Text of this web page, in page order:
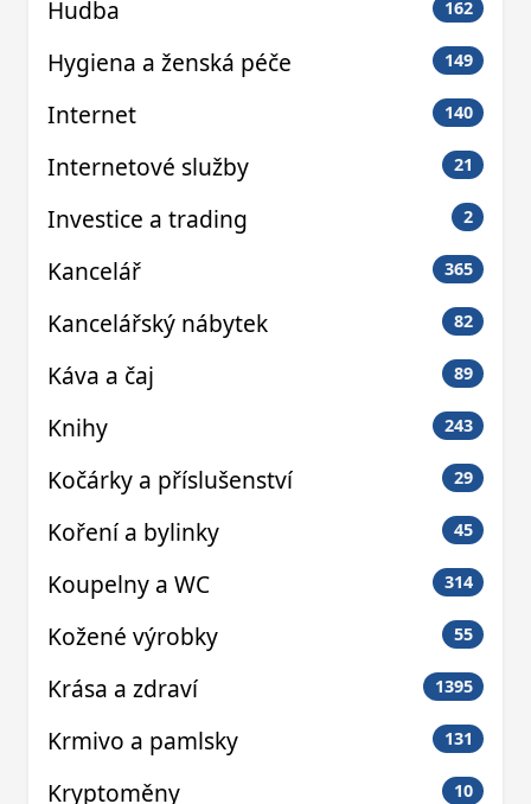
Hudba 162
Hygiena a ženská péče 149
Internet 140
Internetové služby 21
Investice a trading 2
Kancelář 365
Kancelářský nábytek 82
Káva a čaj 89
Knihy 243
Kočárky a příslušenství 29
Koření a bylinky 45
Koupelny a WC 314
Kožené výrobky 55
Krása a zdraví 1395
Krmivo a pamlsky 131
Kryptoměny 10